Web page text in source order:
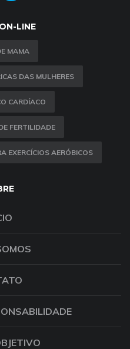
LINE
MAMA
DAS MULHERES
CARDÍACO
FERTILIDADE
EXERCÍCIOS AERÓBICOS